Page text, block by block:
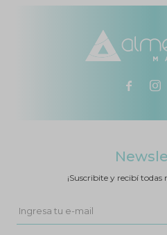
 
¡Suscribite y recibí todas